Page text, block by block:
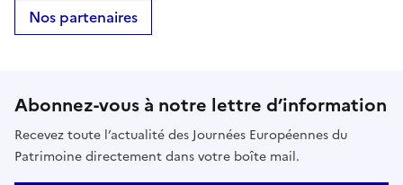
Nos partenaires
Abonnez-vous à notre lettre d’information
Recevez toute l’actualité des Journées Européennes du
Patrimoine directement dans votre boîte mail.